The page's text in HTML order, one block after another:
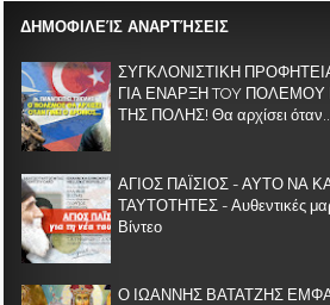
ΔΗΜΟΦΙΛΕΊΣ ΑΝΑΡΤΉΣΕΙΣ
ΣΥΓΚΛΟΝΙΣΤΙΚΗ
ΓΙΑ ΕΝΑΡΞΗ TOY
ΤΗΣ ΠΟΛΗΣ! Θα αρχίσει
ΑΓΙΟΣ ΠΑΪΣΙΟΣ - ΑΥΤΟ ΝΑ
ΤΑΥΤΟΤΗΤΕΣ - Αυθεντικές
Βίντεο
Ο ΙΩΑΝΝΗΣ ΒΑΤΑΤΖΗΣ